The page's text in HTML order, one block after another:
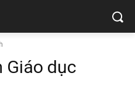
Giáo dục